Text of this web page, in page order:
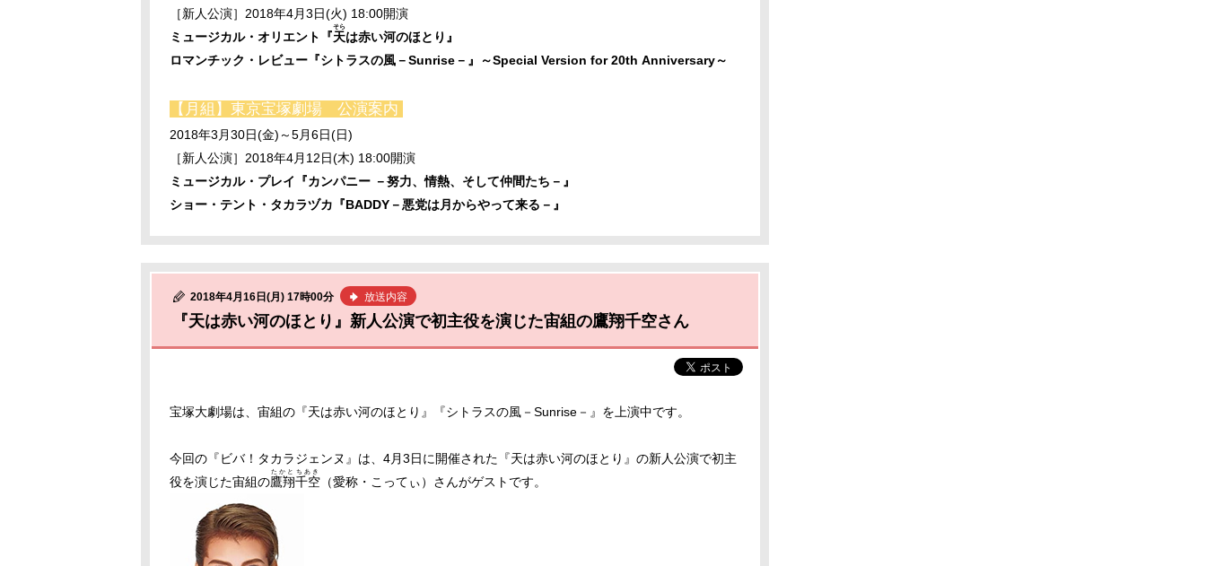
［新人公演］2018年4月3日(火) 18:00開演
ミュージカル・オリエント『天
そら
は赤い河のほとり』
ロマンチック・レビュー『シトラスの風－Sunrise－』～Special Version for 20th Anniversary～
【月組】東京宝塚劇場 公演案内
2018年3月30日(金)～5月6日(日)
［新人公演］2018年4月12日(木) 18:00開演
ミュージカル・プレイ『カンパニー －努力、情熱、そして仲間たち－』
ショー・テント・タカラヅカ『BADDY－悪党は月からやって来る－』
2018年4月16日(月) 17時00分 放送内容
『天は赤い河のほとり』新人公演で初主役を演じた宙組の鷹翔千空さん
宝塚大劇場は、宙組の『天は赤い河のほとり』『シトラスの風－Sunrise－』を上演中です。
今回の『ビバ！タカラジェンヌ』は、4月3日に開催された『天は赤い河のほとり』の新人公演で初主
役を演じた宙組の鷹翔
たかと
千空
ちあき
（愛称・こってぃ）さんがゲストです。